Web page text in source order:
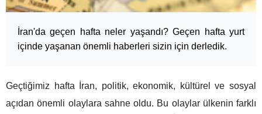
İran'da geçen hafta neler yaşandı? Geçen hafta yurt
içinde yaşanan önemli haberleri sizin için derledik.
Geçtiğimiz hafta İran, politik, ekonomik, kültürel ve sosyal
açıdan önemli olaylara sahne oldu. Bu olaylar ülkenin farklı